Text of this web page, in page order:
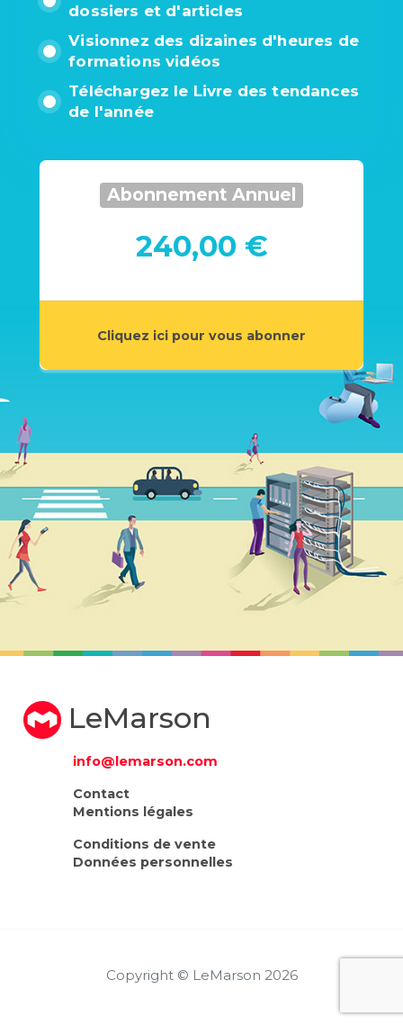
dossiers et d'articles
Visionnez des dizaines d'heures de
formations vidéos
Téléchargez le Livre des tendances
de l'année
Abonnement Annuel
240,00 €
Cliquez ici pour vous abonner
LeMarson
info@lemarson.com
Contact
Mentions légales
Conditions de vente
Données personnelles
Copyright © LeMarson 2026